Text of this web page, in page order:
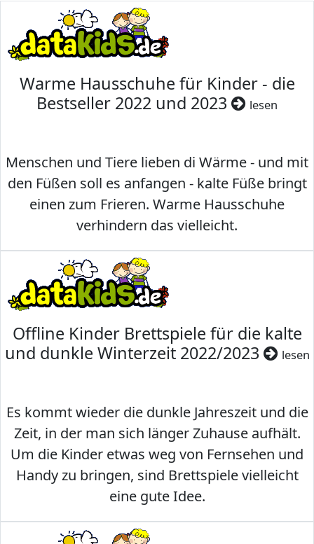
Warme Hausschuhe für Kinder - die
Bestseller 2022 und 2023
lesen
Menschen und Tiere lieben di Wärme - und mit
den Füßen soll es anfangen - kalte Füße bringt
einen zum Frieren. Warme Hausschuhe
verhindern das vielleicht.
Offline Kinder Brettspiele für die kalte
und dunkle Winterzeit 2022/2023
lesen
Es kommt wieder die dunkle Jahreszeit und die
Zeit, in der man sich länger Zuhause aufhält.
Um die Kinder etwas weg von Fernsehen und
Handy zu bringen, sind Brettspiele vielleicht
eine gute Idee.